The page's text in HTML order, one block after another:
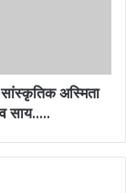
सांस्कृतिक अस्मिता
साय…..